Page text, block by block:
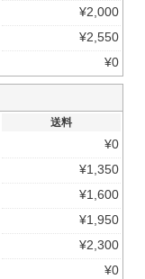
¥2,000
¥2,550
¥0
送料
¥0
¥1,350
¥1,600
¥1,950
¥2,300
¥0